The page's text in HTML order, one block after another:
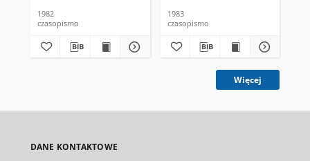
1982
czasopismo
1983
czasopismo
Więcej
DANE KONTAKTOWE